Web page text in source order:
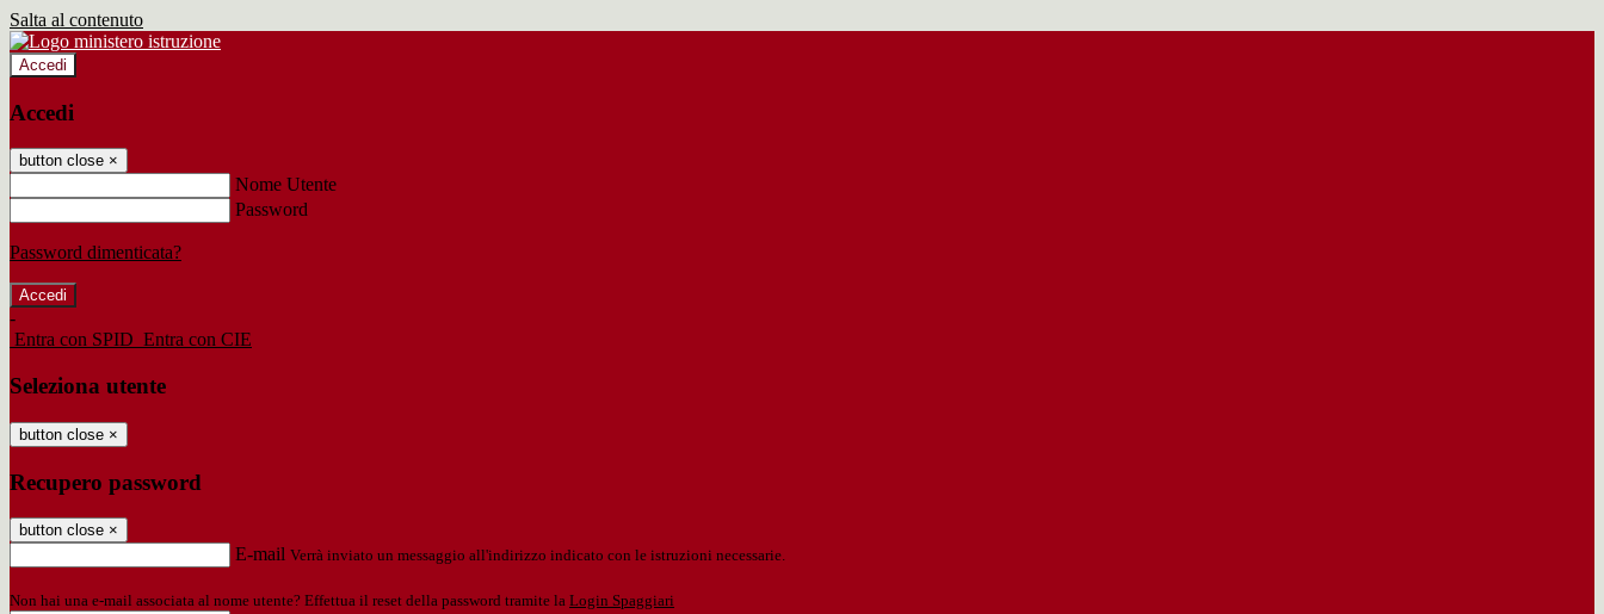
Salta al contenuto
Accedi
Accedi
button close ×
Nome Utente
Password
Password dimenticata?
-
Entra con SPID Entra con CIE
Seleziona utente
button close ×
Recupero password
button close ×
E-mail Verrà inviato un messaggio all'indirizzo indicato con le istruzioni necessarie.
Non hai una e-mail associata al nome utente? Effettua il reset della password tramite la Login Spaggiari